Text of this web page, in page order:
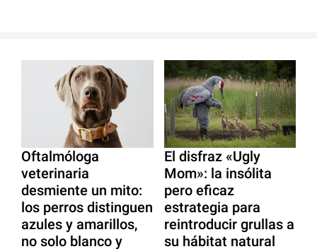
Oftalmóloga
veterinaria
desmiente un mito:
los perros distinguen
azules y amarillos,
no solo blanco y
El disfraz «Ugly
Mom»: la insólita
pero eficaz
estrategia para
reintroducir grullas a
su hábitat natural